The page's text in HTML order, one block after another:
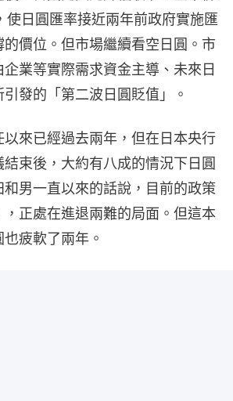
使日圓匯率接近兩年前政府實施匯
價位。但市場繼續看空日圓。市
業等實際需求資金主導、未來日
發的「第二波日圓貶值」。
以來已經過去兩年，但在日本央行
束後，大約有八成的情況下日圓
男一直以來的話說，目前的政策
正處在進退兩難的局面。但這本
疲軟了兩年。